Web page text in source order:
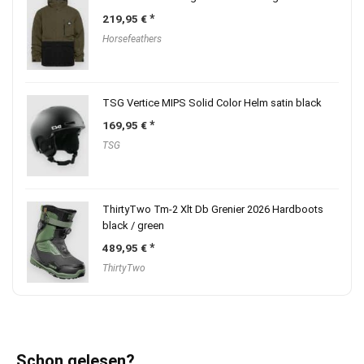
219,95 €
Horsefeathers
TSG Vertice MIPS Solid Color Helm satin black
169,95 €
TSG
ThirtyTwo Tm-2 Xlt Db Grenier 2026 Hardboots
black / green
489,95 €
ThirtyTwo